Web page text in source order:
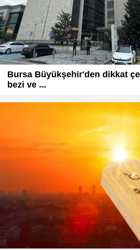
Bursa Büyükşehir'den dikkat
bezi ve ...